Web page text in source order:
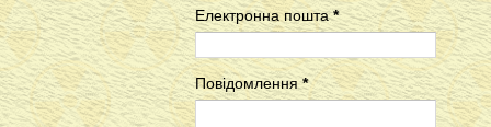
Електронна пошта*
Повідомлення*